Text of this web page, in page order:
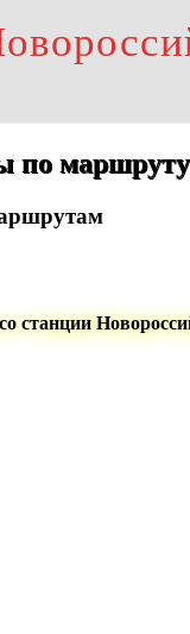
по
станции